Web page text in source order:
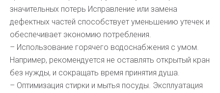
значительных потерь Исправление или замена
дефектных частей способствует уменьшению утечек и
обеспечивает экономию потребления.
– Использование горячего водоснабжения с умом.
Например, рекомендуется не оставлять открытый кран
без нужды, и сокращать время принятия душа.
– Оптимизация стирки и мытья посуды. Эксплуатация